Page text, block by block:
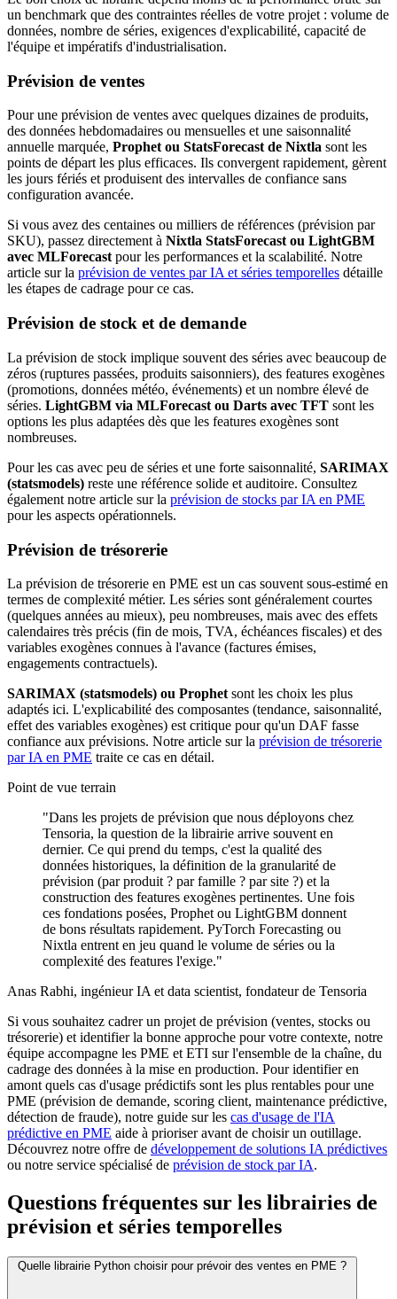
un benchmark que des contraintes réelles de votre projet : volume de
données, nombre de séries, exigences d'explicabilité, capacité de
l'équipe et impératifs d'industrialisation.
Prévision de ventes
Pour une prévision de ventes avec quelques dizaines de produits,
des données hebdomadaires ou mensuelles et une saisonnalité
annuelle marquée, Prophet ou StatsForecast de Nixtla sont les
points de départ les plus efficaces. Ils convergent rapidement, gèrent
les jours fériés et produisent des intervalles de confiance sans
configuration avancée.
Si vous avez des centaines ou milliers de références (prévision par
SKU), passez directement à Nixtla StatsForecast ou LightGBM
avec MLForecast pour les performances et la scalabilité. Notre
article sur la prévision de ventes par IA et séries temporelles détaille
les étapes de cadrage pour ce cas.
Prévision de stock et de demande
La prévision de stock implique souvent des séries avec beaucoup de
zéros (ruptures passées, produits saisonniers), des features exogènes
(promotions, données météo, événements) et un nombre élevé de
séries. LightGBM via MLForecast ou Darts avec TFT sont les
options les plus adaptées dès que les features exogènes sont
nombreuses.
Pour les cas avec peu de séries et une forte saisonnalité, SARIMAX
(statsmodels) reste une référence solide et auditoire. Consultez
également notre article sur la prévision de stocks par IA en PME
pour les aspects opérationnels.
Prévision de trésorerie
La prévision de trésorerie en PME est un cas souvent sous-estimé en
termes de complexité métier. Les séries sont généralement courtes
(quelques années au mieux), peu nombreuses, mais avec des effets
calendaires très précis (fin de mois, TVA, échéances fiscales) et des
variables exogènes connues à l'avance (factures émises,
engagements contractuels).
SARIMAX (statsmodels) ou Prophet sont les choix les plus
adaptés ici. L'explicabilité des composantes (tendance, saisonnalité,
effet des variables exogènes) est critique pour qu'un DAF fasse
confiance aux prévisions. Notre article sur la prévision de trésorerie
par IA en PME traite ce cas en détail.
Point de vue terrain
"Dans les projets de prévision que nous déployons chez
Tensoria, la question de la librairie arrive souvent en
dernier. Ce qui prend du temps, c'est la qualité des
données historiques, la définition de la granularité de
prévision (par produit ? par famille ? par site ?) et la
construction des features exogènes pertinentes. Une fois
ces fondations posées, Prophet ou LightGBM donnent
de bons résultats rapidement. PyTorch Forecasting ou
Nixtla entrent en jeu quand le volume de séries ou la
complexité des features l'exige."
Anas Rabhi, ingénieur IA et data scientist, fondateur de Tensoria
Si vous souhaitez cadrer un projet de prévision (ventes, stocks ou
trésorerie) et identifier la bonne approche pour votre contexte, notre
équipe accompagne les PME et ETI sur l'ensemble de la chaîne, du
cadrage des données à la mise en production. Pour identifier en
amont quels cas d'usage prédictifs sont les plus rentables pour une
PME (prévision de demande, scoring client, maintenance prédictive,
détection de fraude), notre guide sur les cas d'usage de l'IA
prédictive en PME aide à prioriser avant de choisir un outillage.
Découvrez notre offre de développement de solutions IA prédictives
ou notre service spécialisé de prévision de stock par IA.
Questions fréquentes sur les librairies de
prévision et séries temporelles
Quelle librairie Python choisir pour prévoir des ventes en PME ?